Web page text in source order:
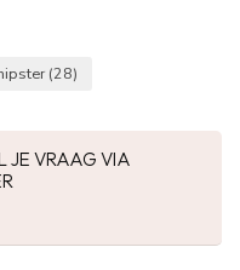
(28)
JE VRAAG VIA